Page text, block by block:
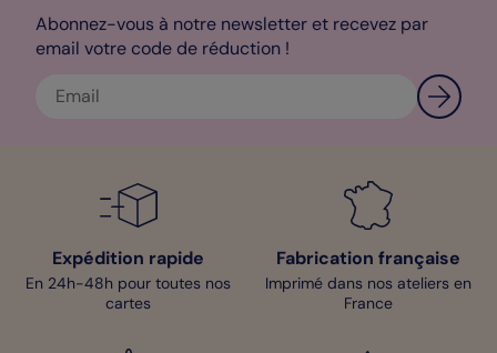
Abonnez-vous à notre newsletter et recevez par
email votre code de réduction !
Expédition rapide
En 24h-48h pour toutes nos
cartes
Fabrication française
Imprimé dans nos ateliers en
France